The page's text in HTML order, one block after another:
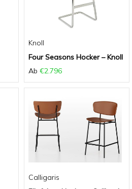
Knoll
Four Seasons Hocker – Knoll
Ab €2.796
Calligaris